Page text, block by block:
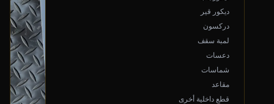
ديكور قير
دركسون
لمبة سقف
دعسات
شماسات
مقاعد
قطع داخلية أخرى